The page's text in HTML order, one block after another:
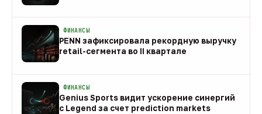
ФИНАНСЫ
PENN зафиксировала рекордную выручку
retail-сегмента во II квартале
ФИНАНСЫ
Genius Sports видит ускорение синергий
с Legend за счет prediction markets